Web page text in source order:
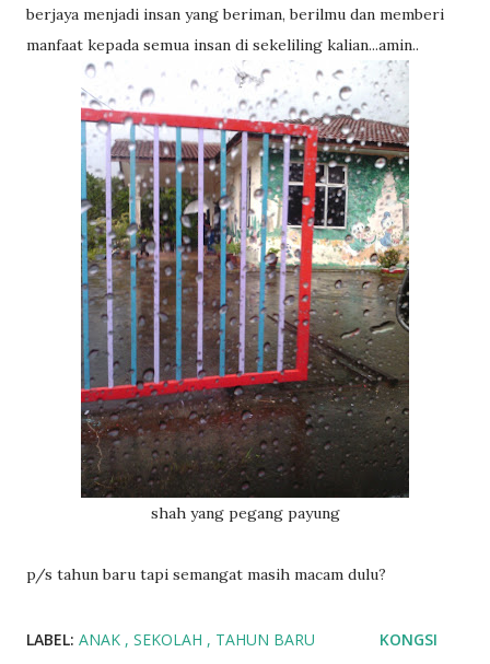
berjaya menjadi insan yang beriman, berilmu dan memberi
manfaat kepada semua insan di sekeliling kalian...amin..
shah yang pegang payung
p/s tahun baru tapi semangat masih macam dulu?
LABEL: ANAK SEKOLAH TAHUN BARU KONGSI